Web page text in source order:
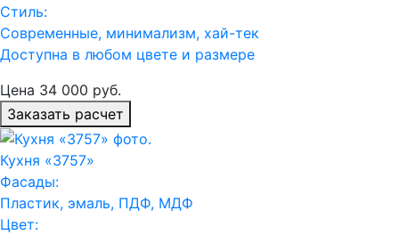
Стиль:
Современные, минимализм, хай-тек
Доступна в любом цвете и размере
Цена 34 000 руб.
Заказать расчет
Кухня «3757»
Фасады:
Пластик, эмаль, ПДФ, МДФ
Цвет: